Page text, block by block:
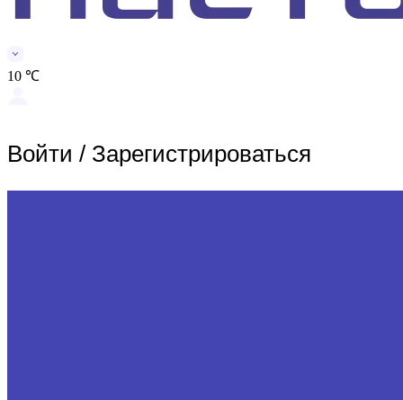
10 ℃
Войти / Зарегистрироваться